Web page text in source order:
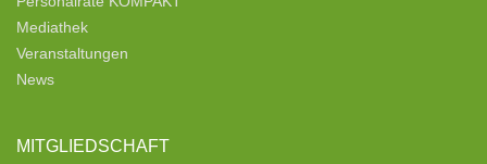
Mediathek
Veranstaltungen
News
MITGLIEDSCHAFT